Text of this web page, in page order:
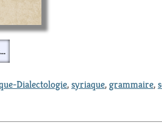
Dialectologie,syriaque,grammaire,